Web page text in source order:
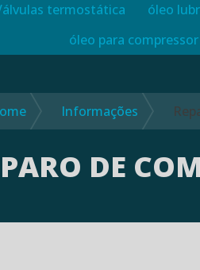
termostática
óleo
óleo para
Informações
DE